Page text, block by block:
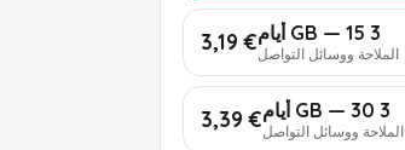
3 GB — 15 أيام
الملاحة ووسائل التواصل€ 3,19
3 GB — 30 أيام
الملاحة ووسائل التواصل€ 3,39